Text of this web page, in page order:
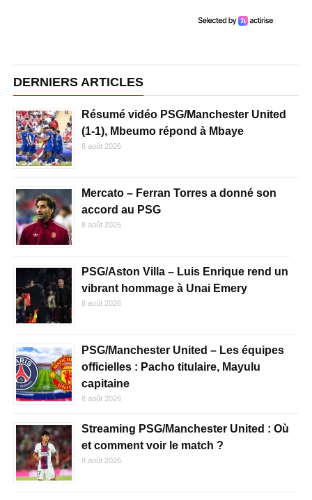
DERNIERS ARTICLES
Résumé vidéo PSG/Manchester United
(1-1), Mbeumo répond à Mbaye
8 août 2026
Mercato – Ferran Torres a donné son
accord au PSG
8 août 2026
PSG/Aston Villa – Luis Enrique rend un
vibrant hommage à Unai Emery
8 août 2026
PSG/Manchester United – Les équipes
officielles : Pacho titulaire, Mayulu
capitaine
8 août 2026
Streaming PSG/Manchester United : Où
et comment voir le match ?
8 août 2026